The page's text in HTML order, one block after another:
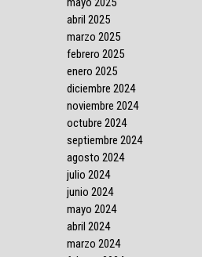
abril 2025
marzo 2025
febrero 2025
enero 2025
diciembre 2024
noviembre 2024
octubre 2024
septiembre 2024
agosto 2024
julio 2024
junio 2024
mayo 2024
abril 2024
marzo 2024